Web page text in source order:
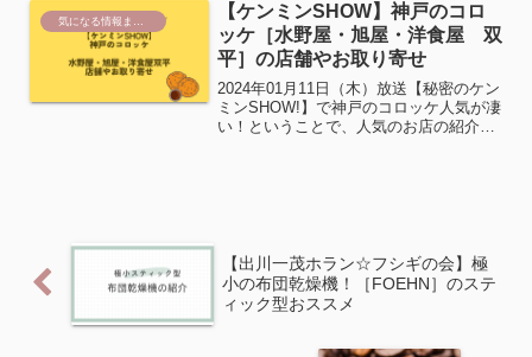
気になる情報まとめ
【ケンミンSHOW】神戸のコロ
ッケ［水野屋・旭屋・洋食屋 双
平］の店舗やお取り寄せ
2024年01月11日（木）放送【秘密のケン
ミンSHOW!】で神戸のコロッケ人気が凄
い！ということで、人気のお店の紹介が
【出川一茂ホラン☆フシギの会】極
小の布団乾燥機！［FOEHN］のステ
ィック型おススメ